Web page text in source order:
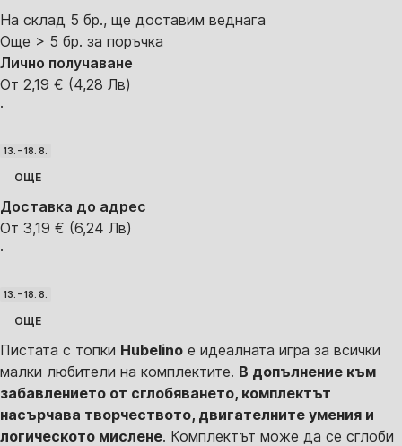
На склад 5 бр., ще доставим веднага
Още > 5 бр. за поръчка
Лично получаване
От 2,19 € (4,28 Лв)
·
13. – 18. 8.
ОЩЕ
Доставка до адрес
От 3,19 € (6,24 Лв)
·
13. – 18. 8.
ОЩЕ
Пистата с топки Hubelino е идеалната игра за всички
малки любители на комплектите. В допълнение към
забавлението от сглобяването, комплектът
насърчава творчеството, двигателните умения и
логическото мислене. Комплектът може да се сглоби